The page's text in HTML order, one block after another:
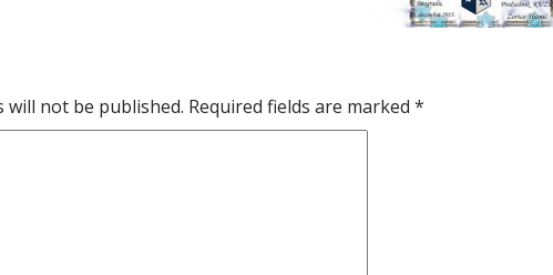
will not be published. Required fields are marked *